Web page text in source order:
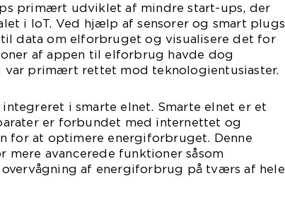
primært udviklet af mindre start-ups, der
i IoT. Ved hjælp af sensorer og smart plugs
data om elforbruget og visualisere det for
af appen til elforbrug havde dog
primært rettet mod teknologientusiaster.
i smarte elnet. Smarte elnet er et
er forbundet med internettet og
for at optimere energiforbruget. Denne
mere avancerede funktioner såsom
af energiforbrug på tværs af hele